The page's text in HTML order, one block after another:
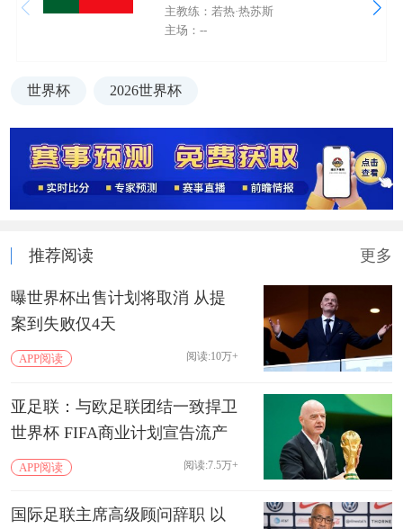
主教练：若热·热苏斯
主场：--
世界杯 2026世界杯
推荐阅读 更多
曝世界杯出售计划将取消 从提
案到失败仅4天
APP阅读 阅读:10万+
亚足联：与欧足联团结一致捍卫
世界杯 FIFA商业计划宣告流产
APP阅读 阅读:7.5万+
国际足联主席高级顾问辞职 以